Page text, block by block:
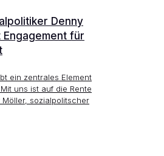
Denny
für
ein zentrales Element
uns ist auf die Rente
sozialpolitscher